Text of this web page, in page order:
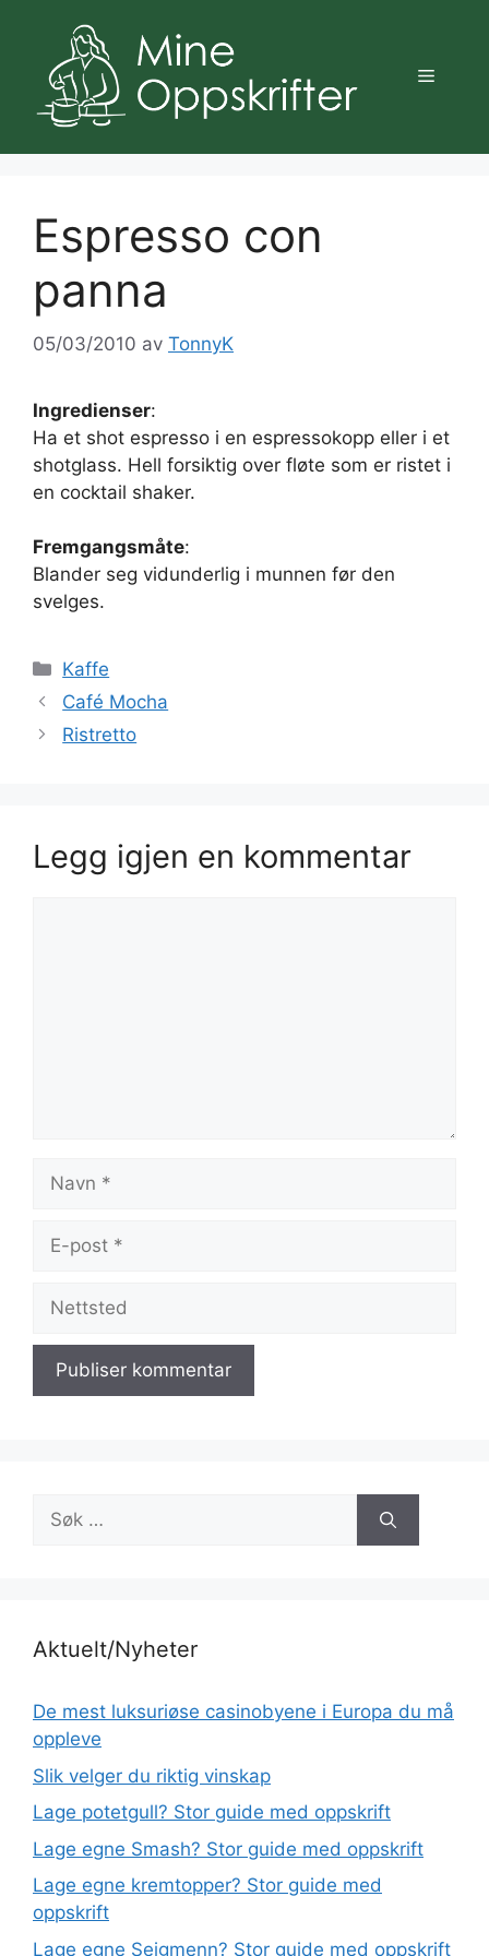
innhold
Meny
Espresso con
panna
05/03/2010 av TonnyK
Ingredienser:
Ha et shot espresso i en espressokopp eller i et
shotglass. Hell forsiktig over fløte som er ristet i
en cocktail shaker.
Fremgangsmåte:
Blander seg vidunderlig i munnen før den
svelges.
Kategorier
Kaffe
Café Mocha
Ristretto
Legg igjen en kommentar
Navn
Nettsted
Søk
etter:
Aktuelt/Nyheter
De mest luksuriøse casinobyene i Europa du må
oppleve
Slik velger du riktig vinskap
Lage potetgull? Stor guide med oppskrift
Lage egne Smash? Stor guide med oppskrift
Lage egne kremtopper? Stor guide med
oppskrift
Lage egne Seigmenn? Stor guide med oppskrift